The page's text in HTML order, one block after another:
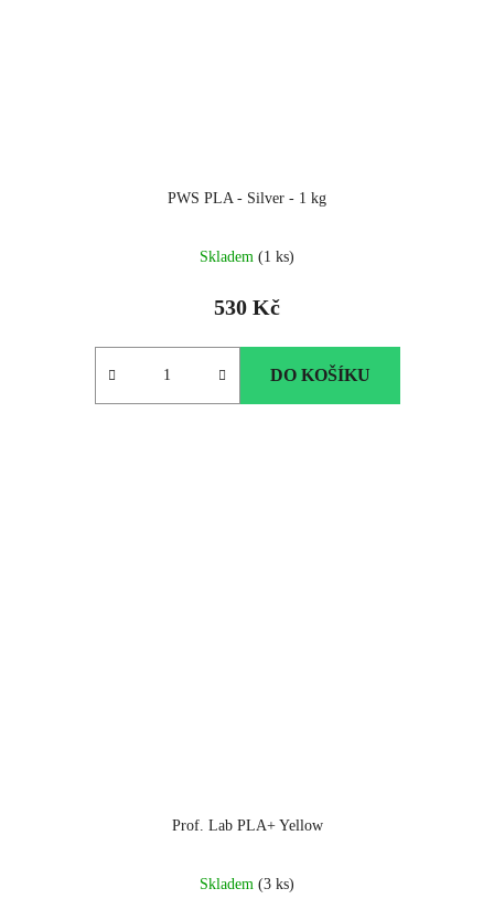
PWS PLA - Silver - 1 kg
Skladem (1 ks)
530 Kč
DO KOŠÍKU
Prof. Lab PLA+ Yellow
Skladem (3 ks)